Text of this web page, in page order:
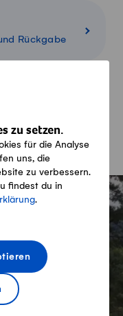
zu setzen.
für die Analyse
uns, die
zu verbessern.
findest du in
.
Rückgabe
Warenkorb